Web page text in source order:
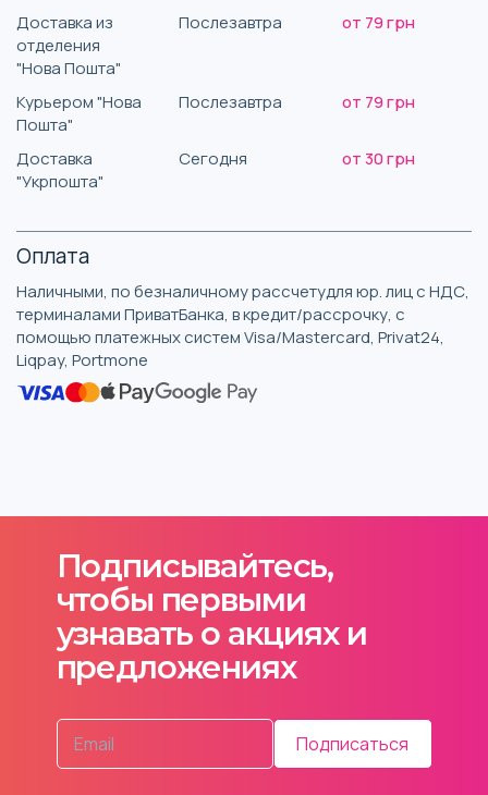
Доставка из
отделения
"Нова Пошта"
Послезавтра от 79 грн
Курьером "Нова
Пошта"
Послезавтра от 79 грн
Доставка
"Укрпошта"
Сегодня от 30 грн
Оплата
Наличными, по безналичному рассчетудля юр. лиц с НДС,
терминалами ПриватБанка, в кредит/рассрочку, с
помощью платежных систем Visa/Mastercard, Privat24,
Liqpay, Portmone
Подписывайтесь,
чтобы первыми
узнавать о акциях и
предложениях
Подписаться